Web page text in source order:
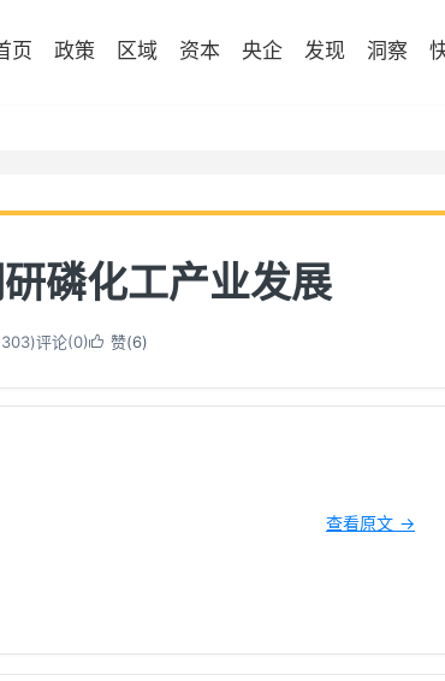
页 政策 区域 资本 央企 发现 洞察
磷化工产业发展
303)评论(0) 赞(6)
查看原文 →